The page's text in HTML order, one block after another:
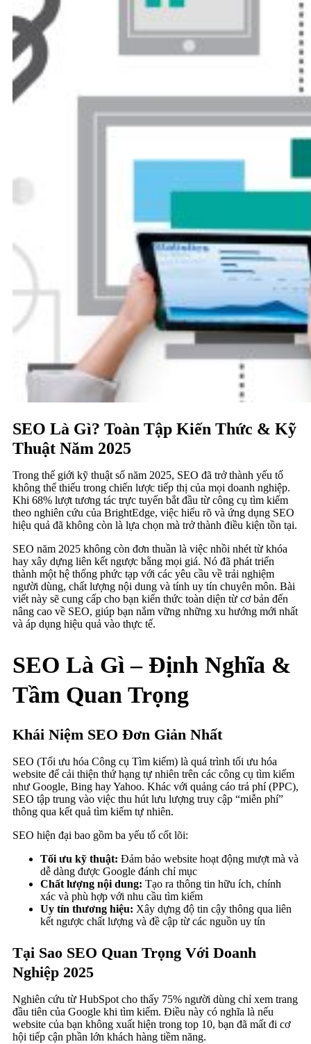
SEO Là Gì? Toàn Tập Kiến Thức & Kỹ
Thuật Năm 2025
Trong thế giới kỹ thuật số năm 2025, SEO đã trở thành yếu tố
không thể thiếu trong chiến lược tiếp thị của mọi doanh nghiệp.
Khi 68% lượt tương tác trực tuyến bắt đầu từ công cụ tìm kiếm
theo nghiên cứu của BrightEdge, việc hiểu rõ và ứng dụng SEO
hiệu quả đã không còn là lựa chọn mà trở thành điều kiện tồn tại.
SEO năm 2025 không còn đơn thuần là việc nhồi nhét từ khóa
hay xây dựng liên kết ngược bằng mọi giá. Nó đã phát triển
thành một hệ thống phức tạp với các yêu cầu về trải nghiệm
người dùng, chất lượng nội dung và tính uy tín chuyên môn. Bài
viết này sẽ cung cấp cho bạn kiến thức toàn diện từ cơ bản đến
nâng cao về SEO, giúp bạn nắm vững những xu hướng mới nhất
và áp dụng hiệu quả vào thực tế.
SEO Là Gì – Định Nghĩa &
Tầm Quan Trọng
Khái Niệm SEO Đơn Giản Nhất
SEO (Tối ưu hóa Công cụ Tìm kiếm) là quá trình tối ưu hóa
website để cải thiện thứ hạng tự nhiên trên các công cụ tìm kiếm
như Google, Bing hay Yahoo. Khác với quảng cáo trả phí (PPC),
SEO tập trung vào việc thu hút lưu lượng truy cập “miễn phí”
thông qua kết quả tìm kiếm tự nhiên.
SEO hiện đại bao gồm ba yếu tố cốt lõi:
Tối ưu kỹ thuật: Đảm bảo website hoạt động mượt mà và
dễ dàng được Google đánh chỉ mục
Chất lượng nội dung: Tạo ra thông tin hữu ích, chính
xác và phù hợp với nhu cầu tìm kiếm
Uy tín thương hiệu: Xây dựng độ tin cậy thông qua liên
kết ngược chất lượng và đề cập từ các nguồn uy tín
Tại Sao SEO Quan Trọng Với Doanh
Nghiệp 2025
Nghiên cứu từ HubSpot cho thấy 75% người dùng chỉ xem trang
đầu tiên của Google khi tìm kiếm. Điều này có nghĩa là nếu
website của bạn không xuất hiện trong top 10, bạn đã mất đi cơ
hội tiếp cận phần lớn khách hàng tiềm năng.